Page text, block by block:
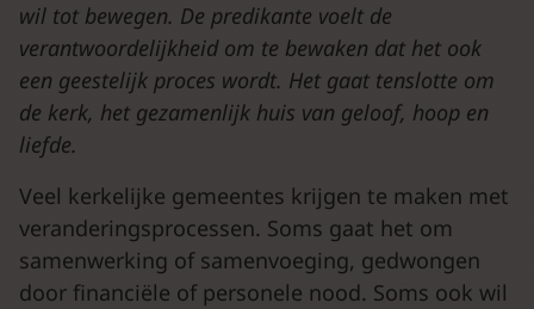
wil tot bewegen. De predikante voelt de
verantwoordelijkheid om te bewaken dat het ook
een geestelijk proces wordt. Het gaat tenslotte om
de kerk, het gezamenlijk huis van geloof, hoop en
liefde.
Veel kerkelijke gemeentes krijgen te maken met
veranderingsprocessen. Soms gaat het om
samenwerking of samenvoeging, gedwongen
door financiële of personele nood. Soms ook wil